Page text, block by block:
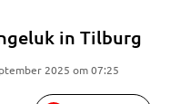
in Tilburg
2025 om 07:25